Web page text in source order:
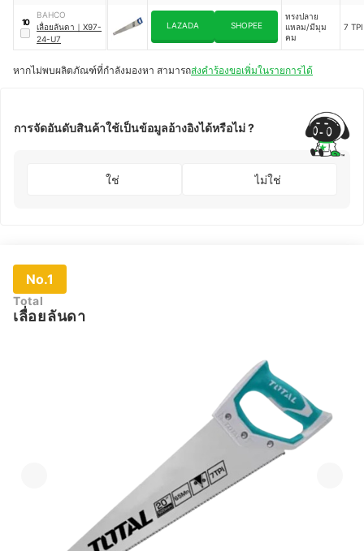
10
BAHCO
เลื่อยลันดา ｜ X97-
24-U7
LAZADA SHOPEE
ทรงปลาย
แหลม/มีมุม
คม
7 TPI
หากไม่พบผลิตภัณฑ์ที่กำลังมองหา สามารถส่งคำร้องขอเพิ่มในรายการได้
การจัดอันดับสินค้าใช้เป็นข้อมูลอ้างอิงได้หรือไม่ ?
ใช่ ไม่ใช่
No.1
Total
เลื่อยลันดา